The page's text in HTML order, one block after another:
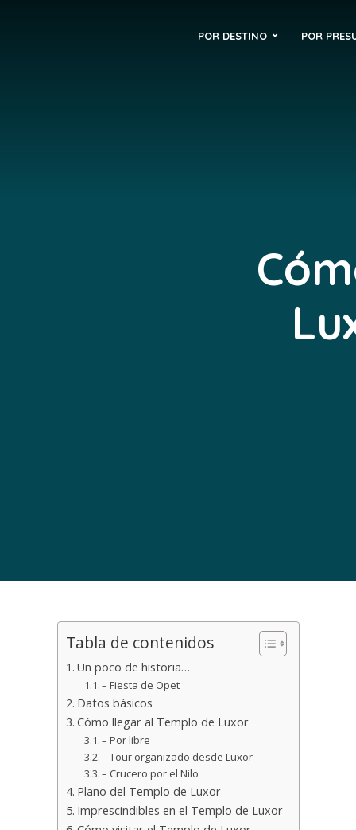
POR DESTINO POR
Tabla de contenidos
Un poco de historia…
– Fiesta de Opet
Datos básicos
Cómo llegar al Templo de Luxor
– Por libre
– Tour organizado desde Luxor
– Crucero por el Nilo
Plano del Templo de Luxor
Imprescindibles en el Templo de Luxor